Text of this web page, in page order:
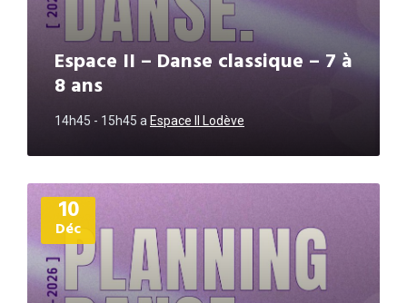
Espace II – Danse classique – 7 à
8 ans
14h45 - 15h45 a Espace II Lodève
10
Déc
Plus
d'informations